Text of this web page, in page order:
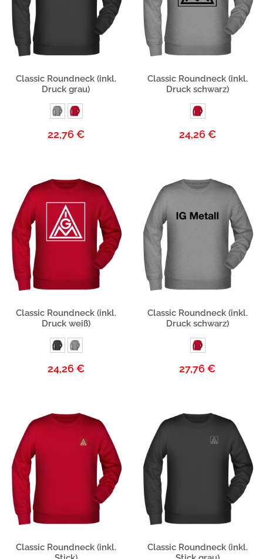
Produktbeschreibung
Classic Roundneck (inkl.
Druck grau)
22,76 €
Produktbeschreibung
Classic Roundneck (inkl.
Druck schwarz)
24,26 €
Produktbeschreibung
Classic Roundneck (inkl.
Druck weiß)
24,26 €
Produktbeschreibung
Classic Roundneck (inkl.
Druck schwarz)
27,76 €
Produktbeschreibung
Classic Roundneck (inkl.
Produktbeschreibung
Classic Roundneck (inkl.